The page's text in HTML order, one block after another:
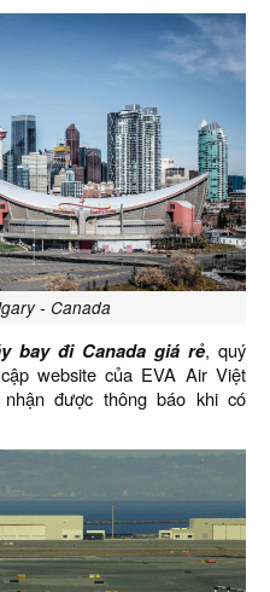
- Canada
bay đi Canada giá rẻ, quý
website của EVA Air Việt
được thông báo khi có